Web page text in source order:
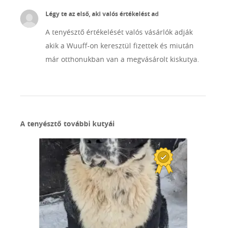
Légy te az első, aki valós értékelést ad
A tenyésztő értékelését valós vásárlók adják
akik a Wuuff-on keresztül fizettek és miután
már otthonukban van a megvásárolt kiskutya.
A tenyésztő további kutyái